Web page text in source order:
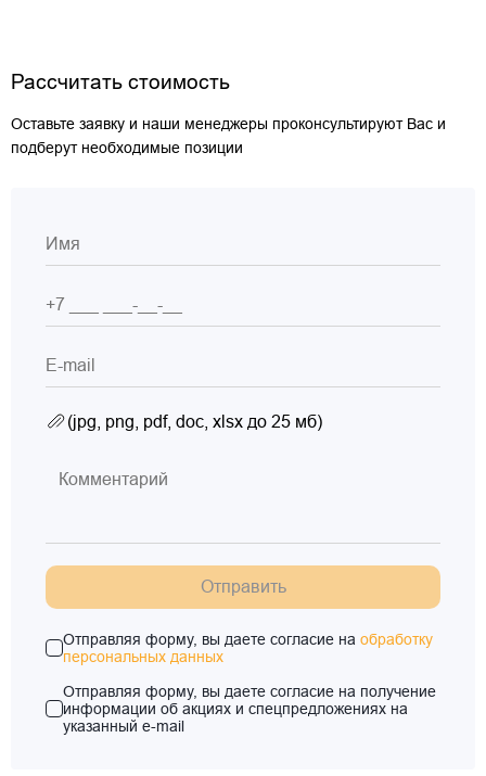
Рассчитать стоимость
Оставьте заявку и наши менеджеры проконсультируют Вас и
подберут необходимые позиции
(jpg, png, pdf, doc, xlsx до 25 мб)
Отправить
Отправляя форму, вы даете согласие на обработку
персональных данных
Отправляя форму, вы даете согласие на получение
информации об акциях и спецпредложениях на
указанный e-mail